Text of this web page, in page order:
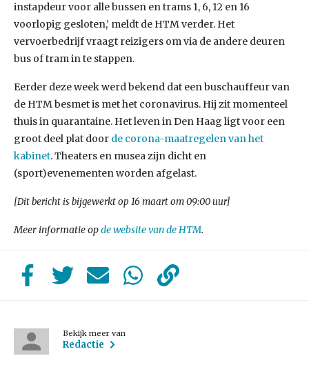
instapdeur voor alle bussen en trams 1, 6, 12 en 16
voorlopig gesloten,’ meldt de HTM verder. Het
vervoerbedrijf vraagt reizigers om via de andere deuren
bus of tram in te stappen.
Eerder deze week werd bekend dat een buschauffeur van
de HTM besmet is met het coronavirus. Hij zit momenteel
thuis in quarantaine. Het leven in Den Haag ligt voor een
groot deel plat door de corona-maatregelen van het
kabinet. Theaters en musea zijn dicht en
(sport)evenementen worden afgelast.
[Dit bericht is bijgewerkt op 16 maart om 09:00 uur]
Meer informatie opde website van de HTM.
Bekijk meer van
Redactie